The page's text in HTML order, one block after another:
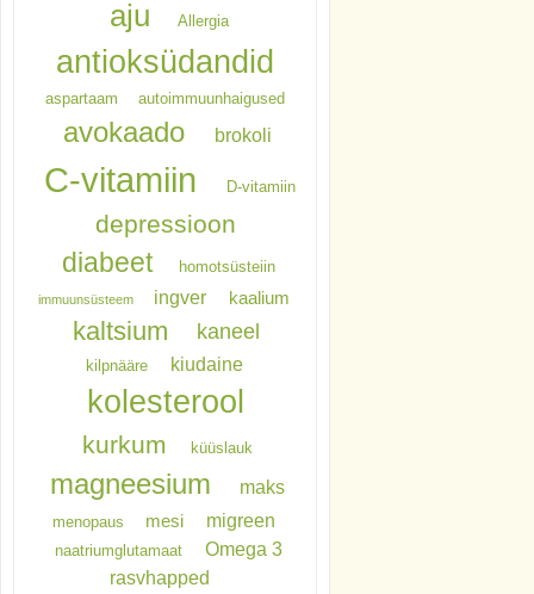
aju Allergia
antioksüdandid
aspartaam autoimmuunhaigused
avokaado brokoli
C-vitamiin D-vitamiin
depressioon
diabeet homotsüsteiin
immuunsüsteem ingver kaalium
kaltsium kaneel
kilpnääre kiudaine
kolesterool
kurkum küüslauk
magneesium maks
menopaus mesi migreen
naatriumglutamaat
Omega 3
rasvhapped